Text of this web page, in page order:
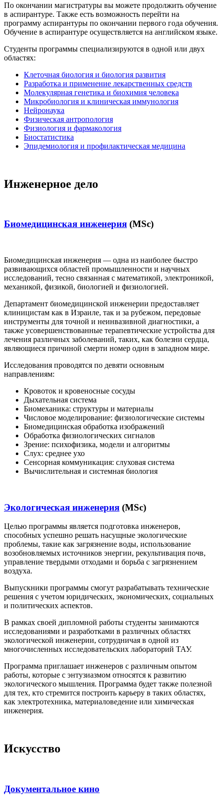
По окончании магистратуры вы можете продолжить обучение
в аспирантуре. Также есть возможность перейти на
программу аспирантуры по окончании первого года обучения.
Обучение в аспирантуре осуществляется на английском языке.
Студенты программы специализируются в одной или двух
областях:
Клеточная биология и биология развития
Разработка и применение лекарственных средств
Молекулярная генетика и биохимия человека
Микробиология и клиническая иммунология
Нейронаука
Физическая антропология
Физиология и фармакология
Биостатистика
Эпидемиология и профилактическая медицина
Инженерное дело
Биомедицинская инженерия (MSc)
Биомедицинская инженерия — одна из наиболее быстро
развивающихся областей промышленности и научных
исследований, тесно связанная с математикой, электроникой,
механикой, физикой, биологией и физиологией.
Департамент биомедицинской инженерии предоставляет
клиницистам как в Израиле, так и за рубежом, передовые
инструменты для точной и неинвазивной диагностики, а
также усовершенствованные терапевтические устройства для
лечения различных заболеваний, таких, как болезни сердца,
являющиеся причиной смерти номер один в западном мире.
Исследования проводятся по девяти основным
направлениям:
Кровоток и кровеносные сосуды
Дыхательная система
Биомеханика: структуры и материалы
Числовое моделирование: физиологические системы
Биомедицинская обработка изображений
Обработка физиологических сигналов
Зрение: психофизика, модели и алгоритмы
Слух: среднее ухо
Сенсорная коммуникация: слуховая система
Вычислительная и системная биология
Экологическая инженерия (MSc)
Целью программы является подготовка инженеров,
способных успешно решать насущные экологические
проблемы, такие как загрязнение воды, использование
возобновляемых источников энергии, рекультивация почв,
управление твердыми отходами и борьба с загрязнением
воздуха.
Выпускники программы смогут разрабатывать технические
решения с учетом юридических, экономических, социальных
и политических аспектов.
В рамках своей дипломной работы студенты занимаются
исследованиями и разработками в различных областях
экологической инженерии, сотрудничая в одной из
многочисленных исследовательских лабораторий ТАУ.
Программа приглашает инженеров с различным опытом
работы, которые с энтузиазмом относятся к развитию
экологического мышления. Программа будет также полезной
для тех, кто стремится построить карьеру в таких областях,
как электротехника, материаловедение или химическая
инженерия.
Искусство
Документальное кино